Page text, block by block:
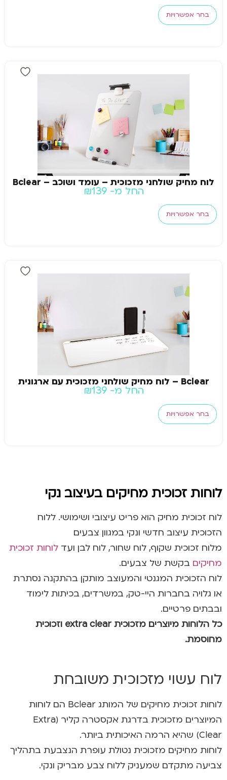
בחר אפשרויות
לוח מחיק שולחני מזכוכית – עומד ושוכב – Bclear
החל מ- ₪139
בחר אפשרויות
Bclear – לוח מחיק שולחני מזכוכית עם ארגונית
החל מ- ₪139
בחר אפשרויות
לוחות זכוכית מחיקים בעיצוב נקי
לוח זכוכית מחיק הוא פריט עיצובי ושימושי. ללוח
הזכוכית עיצוב חדשי ונקי במגוון צבעים
מלוח זכוכית שקוף, לוח שחור, לוח לבן ועד לוחות זכוכית
מחיקים בקשת של צבעים.
לוח הזכוכית המגנטי והמעוצב מותקן בהתקנה נסתרת
או גלויה בחברות היי-טק, במשרדים, בכיתות לימוד
ובבתים פרטיים.
כל הלוחות מיוצרים מזכוכית extra clear וזכוכית
מחוסמת.
לוח עשוי מזכוכית משובחת
לוחות זכוכית מחיקים של המותג Bclear הם לוחות
המיוצרים מזכוכית בדרגת אקסטרה קליר (Extra
Clear) שהיא הרמה האיכותית ביותר.
לוחות מחיקים מזכוכית נטולת עופרת הנצבעת בתהליך
צביעה מתקדם שמעניק ללוח צבע מבריק ונקי.